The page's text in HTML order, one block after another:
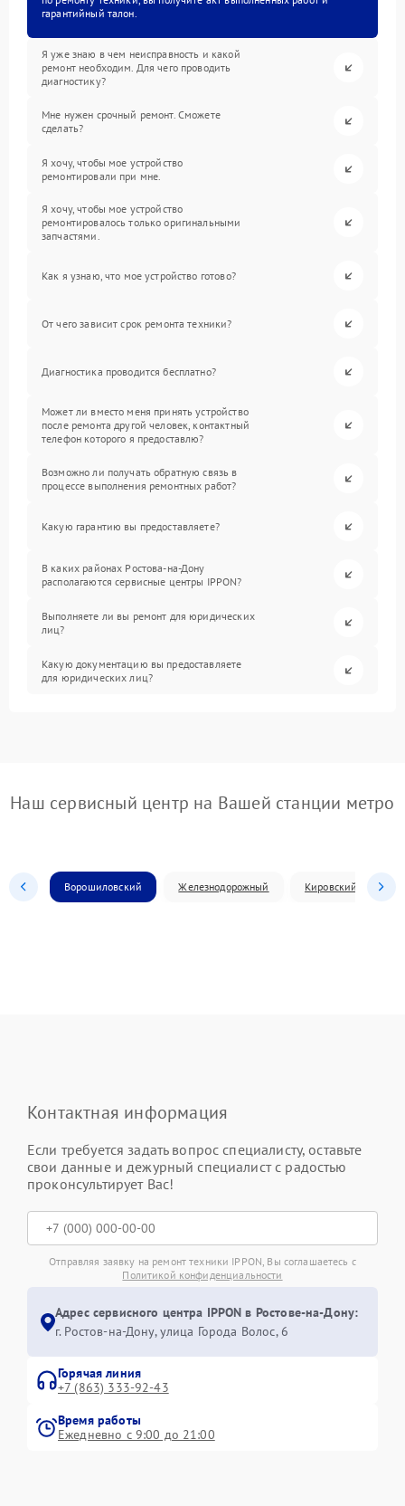
гарантийный талон.
Я уже знаю в чем неисправность и какой
ремонт необходим. Для чего проводить
диагностику?
Мне нужен срочный ремонт. Сможете
сделать?
Я хочу, чтобы мое устройство
ремонтировали при мне.
Я хочу, чтобы мое устройство
ремонтировалось только оригинальными
запчастями.
Как я узнаю, что мое устройство готово?
От чего зависит срок ремонта техники?
Диагностика проводится бесплатно?
Может ли вместо меня принять устройство
после ремонта другой человек, контактный
телефон которого я предоставлю?
Возможно ли получать обратную связь в
процессе выполнения ремонтных работ?
Какую гарантию вы предоставляете?
В каких районах Ростова-на-Дону
располагаются сервисные центры IPPON?
Выполняете ли вы ремонт для юридических
лиц?
Какую документацию вы предоставляете
для юридических лиц?
Наш сервисный центр на Вашей станции метро
Ворошиловский Железнодорожный Кировский
Контактная информация
Если требуется задать вопрос специалисту, оставьте
свои данные и дежурный специалист с радостью
проконсультирует Вас!
Отправляя заявку на ремонт техники IPPON, Вы соглашаетесь с
Политикой конфиденциальности
Адрес сервисного центра IPPON в Ростове-на-Дону:
г. Ростов-на-Дону, улица Города Волос, 6
Горячая линия
+7 (863) 333-92-43
Время работы
Ежедневно с 9:00 до 21:00